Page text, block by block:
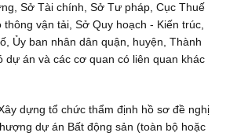
Sở Tài chính, Sở Tư pháp, Cục Thuế
vận tải, Sở Quy hoạch - Kiến trúc,
Ủy ban nhân dân quận, huyện, Thành
dự án và các cơ quan có liên quan khác
dựng tổ chức thẩm định hồ sơ đề nghị
dự án Bất động sản (toàn bộ hoặc